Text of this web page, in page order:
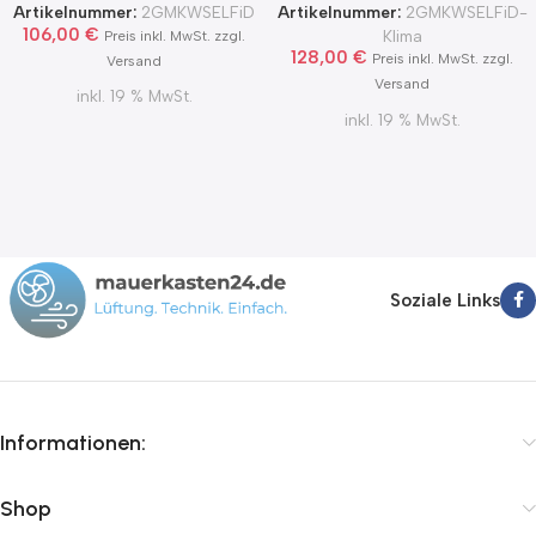
Zertifikat Ø100, 125, 150
2Grad MKWSELFiD
Artikelnummer: 2GMKWSELFiD
106,00 € Preis inkl. MwSt. zzgl.
Versand
inkl. 19 % MwSt.
MKWSELFiD
Artikelnummer: 2GMKWSELFiD-
Klima
128,00 € Preis inkl. MwSt. zzgl.
Versand
inkl. 19 % MwSt.
Soziale Links
Informationen:
Shop